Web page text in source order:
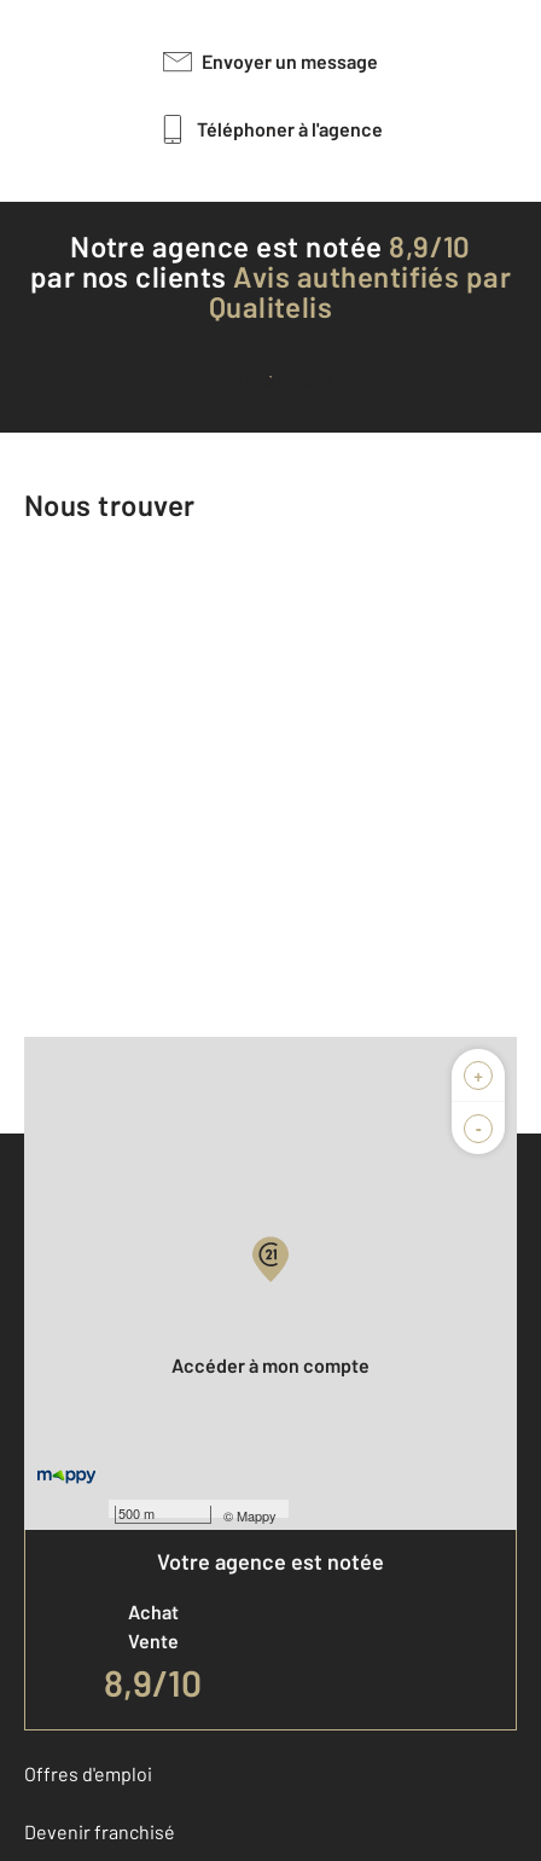
Envoyer un message
Téléphoner à l'agence
Notre agence est notée 8,9/10
par nos clients Avis authentifiés par
Qualitelis
Voir tous les avis clients
Nous trouver
+
-
500 m ©Mappy
Accéder à mon compte
Votre agence est notée
Achat
Vente
8,9/10
Offres d'emploi
Devenir franchisé